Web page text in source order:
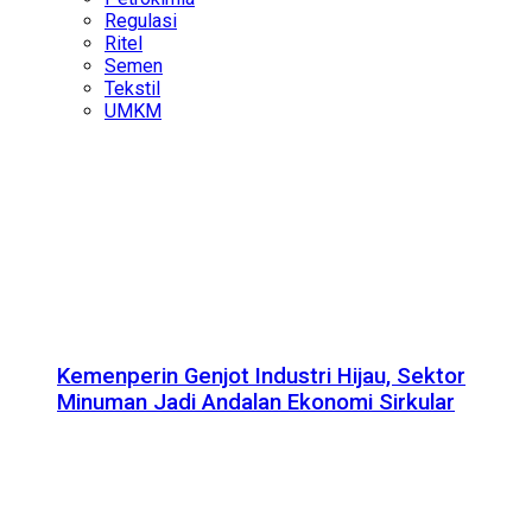
Regulasi
Ritel
Semen
Tekstil
UMKM
Kemenperin Genjot Industri Hijau, Sektor
Minuman Jadi Andalan Ekonomi Sirkular